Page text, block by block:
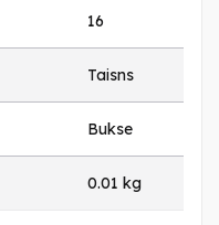
16
Taisns
Bukse
0.01 kg